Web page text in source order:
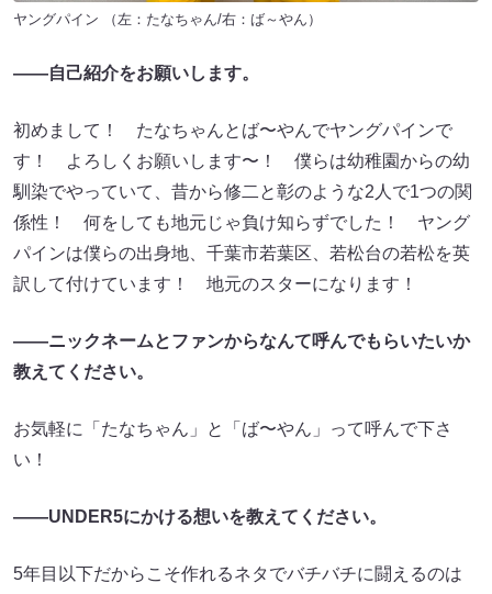
ヤングパイン （左：たなちゃん/右：ば～やん）
――自己紹介をお願いします。
初めまして！ たなちゃんとば〜やんでヤングパインで
す！ よろしくお願いします〜！ 僕らは幼稚園からの幼
馴染でやっていて、昔から修二と彰のような2人で1つの関
係性！ 何をしても地元じゃ負け知らずでした！ ヤング
パインは僕らの出身地、千葉市若葉区、若松台の若松を英
訳して付けています！ 地元のスターになります！
――ニックネームとファンからなんて呼んでもらいたいか
教えてください。
お気軽に「たなちゃん」と「ば〜やん」って呼んで下さ
い！
――UNDER5にかける想いを教えてください。
5年目以下だからこそ作れるネタでバチバチに闘えるのは